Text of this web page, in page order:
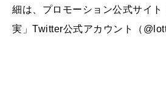
細は、プロモーション公式サイ
実」Twitter公式アカウント（